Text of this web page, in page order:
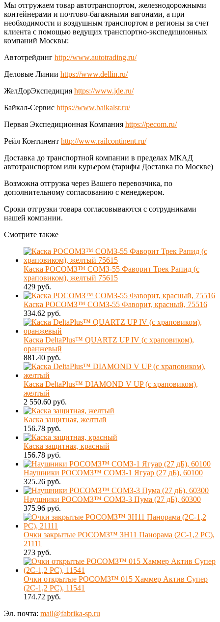
Мы отгружаем товар автотранспортом, железнодорожными
контейнерами и почтово-багажными вагонами, а при
необходимости и воздушным транспортом в регионы за счет
клиента с помощью ведущих транспортно-экспедиционных
компаний Москвы:
Автотрейдинг http://www.autotrading.ru/
Деловые Линии https://www.dellin.ru/
ЖелДорЭкспедиция https://www.jde.ru/
Байкал-Сервис https://www.baikalsr.ru/
Первая Экспедиционная Компания https://pecom.ru/
Рейл Континент http://www.railcontinent.ru/
Доставка до транспортной компании в пределах МКАД
автотранспортом или курьером (тарифы Доставка по Москве)
Возможна отгрузка через Вашего перевозчика, по
дополнительному согласованию с менеджером.
Сроки отгрузки товара согласовываются с сотрудниками
нашей компании.
Смотрите также
Каска РОСОМЗ™ СОМЗ-55 Фаворит Трек Рапид (с
храповиком), желтый 75615
429 руб.
Каска РОСОМЗ™ СОМЗ-55 Фаворит, красный, 75516
334.62 руб.
Каска DeltaPlus™ QUARTZ UP IV (с храповиком),
оранжевый
881.40 руб.
Каска DeltaPlus™ DIAMOND V UP (с храповиком),
желтый
2 550.60 руб.
Каска защитная, желтый
156.78 руб.
Каска защитная, красный
156.78 руб.
Наушники РОСОМЗ™ СОМЗ-1 Ягуар (27 дБ), 60100
325.26 руб.
Наушники РОСОМЗ™ СОМЗ-3 Пума (27 дБ), 60300
375.96 руб.
Очки закрытые РОСОМЗ™ ЗН11 Панорама (2С-1,2 PС),
21111
273 руб.
Очки открытые РОСОМЗ™ 015 Хаммер Актив Супер
(2C-1,2 PC), 11541
174.72 руб.
Эл. почта: mail@fabrika-sp.ru